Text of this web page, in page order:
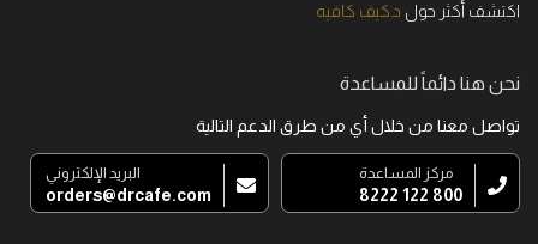
اكتشف أكثر حول د.كيف كافيه
نحن هنا دائماً للمساعدة
تواصل معنا من خلال أي من طرق الدعم التالية
مركز المساعدة
800 122 8222
البريد الإلكتروني
orders@drcafe.com